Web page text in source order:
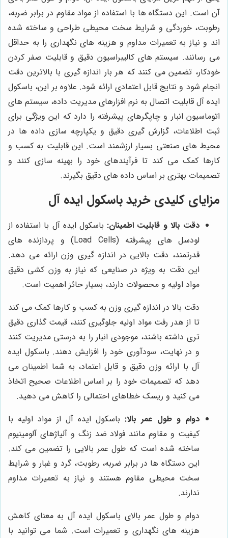
آن است. این دستگاه ها با استفاده از مواد مقاوم در برابر ضربه،
رطوبت، خوردگی و شرایط سخت محیطی طراحی و ساخته شده
اند و نیاز به تعمیرات مداوم و هزینه های نگهداری را به حداقل
می رسانند. سیستم های کالیبراسیون دقیق و قابلیت صفر کردن
خودکار، تضمین می کنند که هر بار اندازه گیری با بالاترین دقت
انجام شود و نتایج قابل اعتمادی ارائه شود. علاوه بر این، باسکول
ایده آل قابلیت اتصال به نرم افزارهای مدیریت داده، سیستم های
اتوماسیون انبار و چاپگرهای پیشرفته را دارد که این ویژگی برای
ثبت اطلاعات، گزارش گیری دقیق و یکپارچه سازی داده ها در
محیط های صنعتی بسیار ارزشمند است. این قابلیت به کسب و
کارها کمک می کند تا فرآیندهای خود را بهینه سازی کنند و
تصمیمات بهتری بر اساس داده های دقیق بگیرند.
مزایای کلیدی خرید باسکول ایده آل
دقت بالا و قابلیت اطمینان: باسکول ایده آل با استفاده از
لودسل های پیشرفته (Load Cells) و پردازنده های
قدرتمند، دقت بالایی در اندازه گیری وزن ارائه می دهد.
این دقت به ویژه در صنایعی که نیاز به وزن کشی دقیق
مواد اولیه و محصولات دارند، بسیار حائز اهمیت است.
دقت بالا در اندازه گیری وزن به کسب و کارها کمک می کند
تا از هدر رفت مواد اولیه جلوگیری کنند، قیمت گذاری دقیق
تری داشته باشند، موجودی انبار را به درستی مدیریت کنند
و در نهایت، سودآوری خود را افزایش دهند. باسکول ایده
آل با ارائه وزن دقیق و قابل اعتماد، به شما اطمینان می
دهد که تصمیمات خود را بر اساس اطلاعات صحیح اتخاذ
می کنید و ریسک خطاهای احتمالی را کاهش می دهید.
دوام و طول عمر بالا: باسکول ایده آل از مواد اولیه با
کیفیت و مقاوم مانند فولاد ضد زنگ و آلیاژهای آلومینیوم
ساخته شده است که طول عمر بالایی را تضمین می کند.
این دستگاه ها در برابر ضربه، رطوبت، گرد و غبار و شرایط
سخت محیطی مقاوم هستند و نیاز به تعمیرات مداوم
ندارند.
دوام و طول عمر بالای باسکول ایده آل به معنای کاهش
هزینه های نگهداری و تعمیرات است. شما می توانید با